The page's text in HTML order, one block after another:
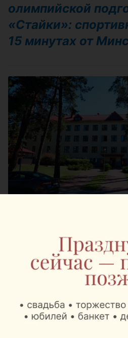
олимпийской
«Стайки»:
15 минутах от